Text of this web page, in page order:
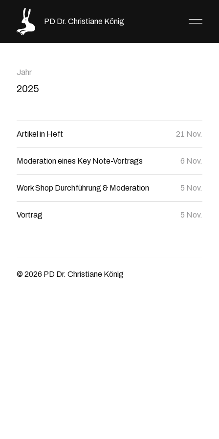
PD Dr. Christiane König
Jahr
2025
Artikel in Heft 21 Nov.
Moderation eines Key Note-Vortrags 6 Nov.
Work Shop Durchführung & Moderation 5 Nov.
Vortrag 5 Nov.
© 2026 PD Dr. Christiane König